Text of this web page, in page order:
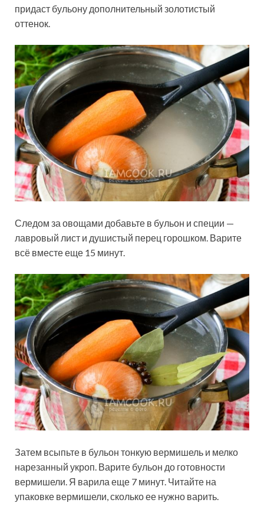
придаст бульону дополнительный золотистый
оттенок.
Следом за овощами добавьте в бульон и специи —
лавровый лист и душистый перец горошком. Варите
всё вместе еще 15 минут.
Затем всыпьте в бульон тонкую вермишель и мелко
нарезанный укроп. Варите бульон до готовности
вермишели. Я варила еще 7 минут. Читайте на
упаковке вермишели, сколько ее нужно варить.